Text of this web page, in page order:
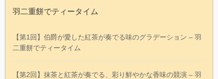
羽二重餅でティータイム
【第1回】伯爵が愛した紅茶が奏でる味のグラデーション – 羽
二重餅でティータイム
【第2回】抹茶と紅茶が奏でる、彩り鮮やかな香味の競演 – 羽